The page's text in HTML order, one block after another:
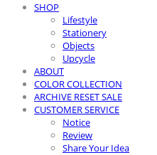
SHOP
Lifestyle
Stationery
Objects
Upcycle
ABOUT
COLOR COLLECTION
ARCHIVE RESET SALE
CUSTOMER SERVICE
Notice
Review
Share Your Idea